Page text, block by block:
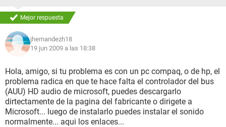
Mejor respuesta
jhernandezh18
19 jun 2009 a las 18:38
Hola, amigo, si tu problema es con un pc compaq, o de hp, el
problema radica en que te hace falta el controlador del bus
(AUU) HD audio de microsoft, puedes descargarlo
dirtectamente de la pagina del fabricante o dirigete a
Microsoft... luego de instalarlo puedes instalar el sonido
normalmente... aqui los enlaces...